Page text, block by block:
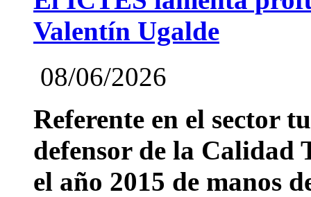
Valentín Ugalde
08/06/2026
Referente en el sector
defensor de la Calidad
el año 2015 de manos